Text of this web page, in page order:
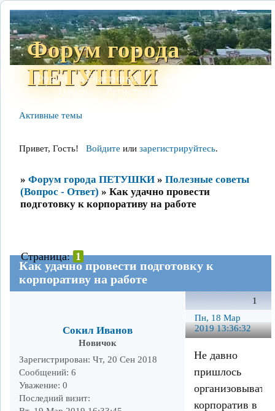
Форум города
ПЕТУШКИ
Форум Участники Сайт
Поиск
Регистрация
Активные темы
Привет, Гость! Войдите или зарегистрируйтесь.
» Форум города ПЕТУШКИ » Полезные советы
(Вопрос - Ответ) » Как удачно провести
подготовку к корпоративу на работе
Как удачно провести подготовку к
корпоративу на работе
Страница: 1
1
Пн, 18 Мар
2019 13:36:32
Сокил Иванов
Новичок
Зарегистрирован: Чт, 20 Сен 2018
Сообщений: 6
Уважение: 0
Последний визит:
Не давно
пришлось
организовывать
корпоратив в